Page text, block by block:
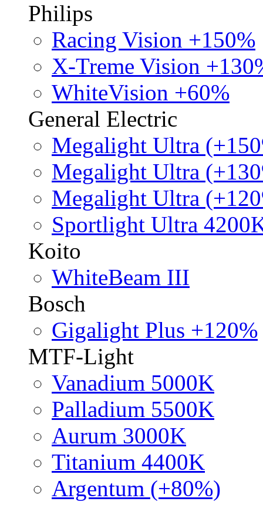
Philips
Racing Vision +150%
X-Treme Vision
WhiteVision +60%
General Electric
Megalight Ultra
Megalight Ultra
Megalight Ultra
Sportlight Ultra
Koito
WhiteBeam III
Bosch
Gigalight Plus +120%
MTF-Light
Vanadium 5000K
Palladium 5500K
Aurum 3000K
Titanium 4400K
Argentum (+80%)